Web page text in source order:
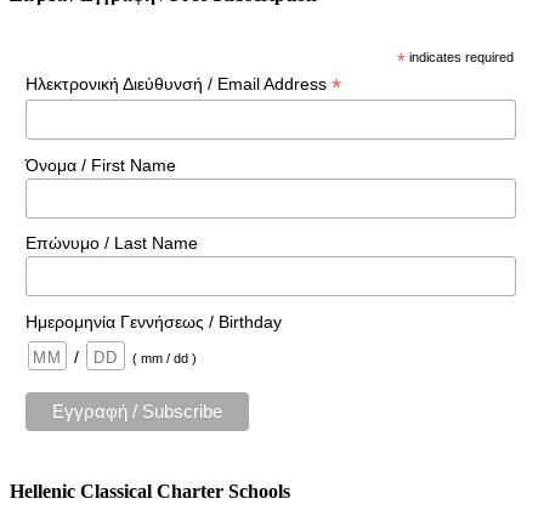
* indicates required
Ηλεκτρονική Διεύθυνσή / Email Address *
Όνομα / First Name
Επώνυμο / Last Name
Ημερομηνία Γεννήσεως / Birthday
/
( mm / dd )
Hellenic Classical Charter Schools